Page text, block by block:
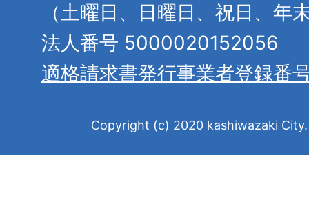
（土曜日、日曜日、祝日、年
法人番号 5000020152056
適格請求書発行事業者登録番
Copyright (c) 2020 kashiwazaki